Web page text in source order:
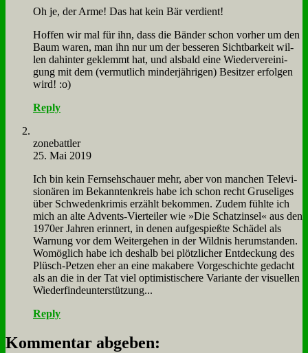
Oh je, der Ar­me! Das hat kein Bär ver­dient!
Hof­fen wir mal für ihn, dass die Bän­der schon vor­her um den
Baum wa­ren, man ihn nur um der bes­se­ren Sicht­bar­keit wil­
len da­hin­ter ge­klemmt hat, und als­bald ei­ne Wie­der­ver­ei­ni­
gung mit dem (ver­mut­lich min­der­jäh­ri­gen) Be­sit­zer er­fol­gen
wird! :o)
Reply
zone­batt­ler
25. Mai 2019
Ich bin kein Fern­seh­schau­er mehr, aber von man­chen Te­le­vi­
sio­nä­ren im Be­kann­ten­kreis ha­be ich schon recht Gru­se­li­ges
über Schwe­den­kri­mis er­zählt be­kom­men. Zu­dem fühl­te ich
mich an al­te Ad­vents-Vier­tei­ler wie »Die Schatz­in­sel« aus den
1970er Jah­ren er­in­nert, in de­nen auf­ge­spieß­te Schä­del als
War­nung vor dem Wei­ter­ge­hen in der Wild­nis her­um­stan­den.
Wo­mög­lich ha­be ich des­halb bei plötz­li­cher Ent­deckung des
Plüsch-Pet­zen eher an ei­ne ma­ka­be­re Vor­ge­schich­te ge­dacht
als an die in der Tat viel op­ti­mi­sti­sche­re Va­ri­an­te der vi­su­el­len
Wie­der­fin­de­un­ter­stüt­zung...
Reply
Kommentar abgeben: